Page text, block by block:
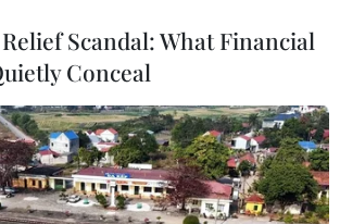
(TTXVN)
Scandal: What Financial
Conceal